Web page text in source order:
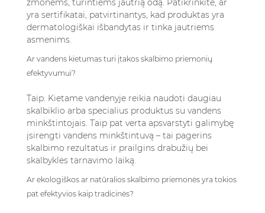
žmonėms, turintiems jautrią odą. Patikrinkite, ar
yra sertifikatai, patvirtinantys, kad produktas yra
dermatologiškai išbandytas ir tinka jautriems
asmenims.
Ar vandens kietumas turi įtakos skalbimo priemonių
efektyvumui?
Taip. Kietame vandenyje reikia naudoti daugiau
skalbiklio arba specialius produktus su vandens
minkštintojais. Taip pat verta apsvarstyti galimybę
įsirengti vandens minkštintuvą – tai pagerins
skalbimo rezultatus ir prailgins drabužių bei
skalbyklės tarnavimo laiką.
Ar ekologiškos ar natūralios skalbimo priemonės yra tokios
pat efektyvios kaip tradicinės?